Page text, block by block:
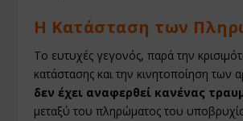
Η Κατάσταση των
Το ευτυχές γεγονός, παρά την
κατάστασης και την κινητοποίηση των
δεν έχει αναφερθεί κανένας
μεταξύ του πληρώματος του